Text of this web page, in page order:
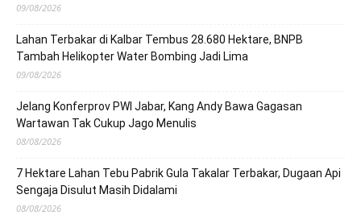
09/08/2026
Lahan Terbakar di Kalbar Tembus 28.680 Hektare, BNPB
Tambah Helikopter Water Bombing Jadi Lima
09/08/2026
Jelang Konferprov PWI Jabar, Kang Andy Bawa Gagasan
Wartawan Tak Cukup Jago Menulis
08/08/2026
7 Hektare Lahan Tebu Pabrik Gula Takalar Terbakar, Dugaan Api
Sengaja Disulut Masih Didalami
08/08/2026